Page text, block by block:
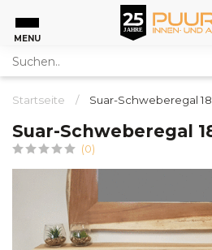
MENU
Startseite / Suar-Schweberegal
Suar-Schweberegal
(0)